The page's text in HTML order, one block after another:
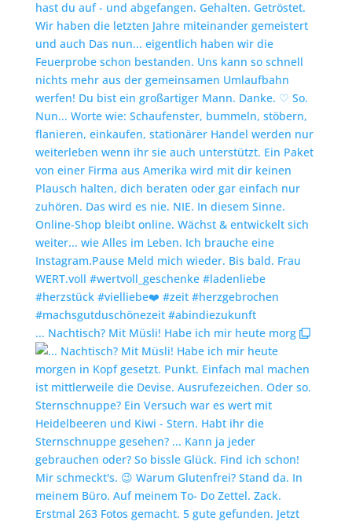
... Nachtisch? Mit Müsli! Habe ich mir heute morg